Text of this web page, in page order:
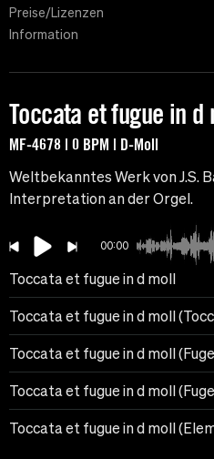
Preise/Lizenzen
Information
Toccata et fugue in d
MF-4678 | 0 BPM | D-Moll
Weltbekanntes Werk von J.S.
Interpretation an der Orgel.
00:00
Toccata et fugue in d moll
Toccata et fugue in d moll
Toccata et fugue in d moll
Toccata et fugue in d moll
Toccata et fugue in d moll